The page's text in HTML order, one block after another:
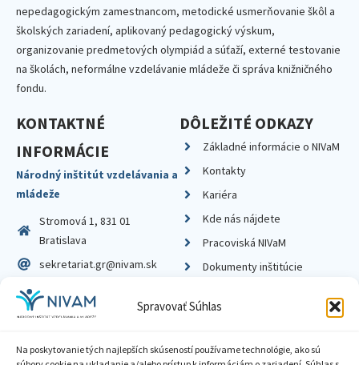
Spravovať Súhlas
Na poskytovanie tých najlepších skúseností používame technológie, ako sú
nepedagogickým zamestnancom, metodické usmerňovanie škôl a
školských zariadení, aplikovaný pedagogický výskum,
organizovanie predmetových olympiád a súťaží, externé testovanie
na školách, neformálne vzdelávanie mládeže či správa knižničného
fondu.
KONTAKTNÉ
INFORMÁCIE
Národný inštitút vzdelávania a
mládeže
Stromová 1, 831 01
Bratislava
sekretariat.gr@nivam.sk
IČO: 00164348
DIČ: 2020798714
DÔLEŽITÉ ODKAZY
Základné informácie o NIVaM
Kontakty
Kariéra
Kde nás nájdete
Pracoviská NIVaM
Dokumenty inštitúcie